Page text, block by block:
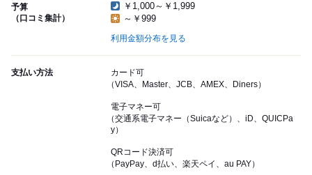
予算
（口コミ集計）
￥1,000～￥1,999
～￥999
利用金額分布を見る
支払い方法
カード可
（VISA、Master、JCB、AMEX、Diners）
電子マネー可
（交通系電子マネー（Suicaなど）、iD、QUICPa
y）
QRコード決済可
（PayPay、d払い、楽天ペイ、au PAY）